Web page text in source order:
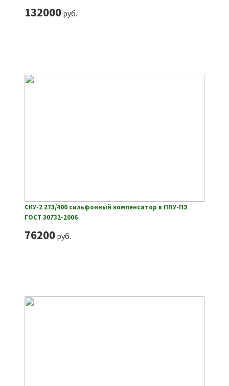
132000руб.
СКУ-2 273/400 сильфонный компенсатор в ППУ-ПЭ
ГОСТ 30732-2006
76200руб.